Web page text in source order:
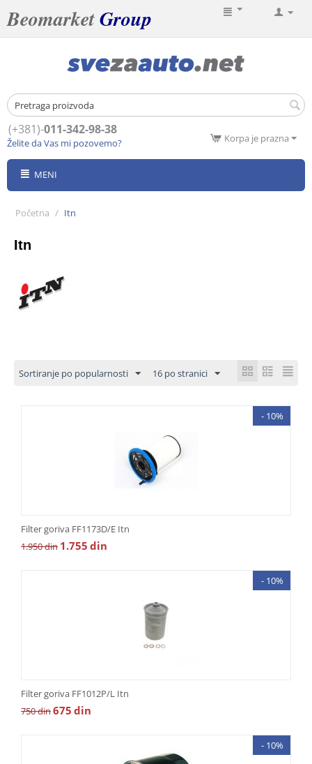
BeomarketGroup
(+381)-011-342-98-38
Želite da Vas mi pozovemo? Korpa je prazna
MENI
Početna / Itn
Itn
Sortiranje po popularnosti 16 po stranici
- 10%
Filter goriva FF1173D/E Itn
1.950din 1.755 din
- 10%
Filter goriva FF1012P/L Itn
750din675 din
- 10%